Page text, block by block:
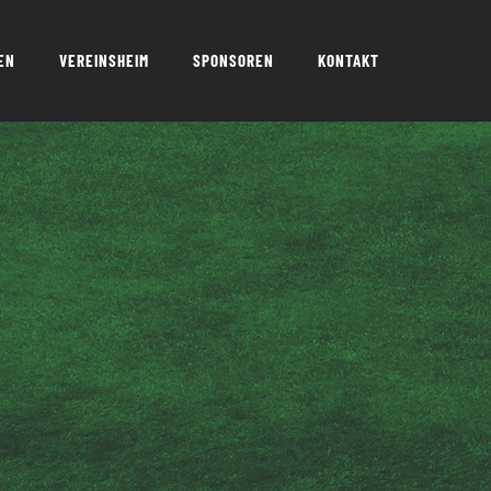
VEREINSHEIM SPONSOREN KONTAKT